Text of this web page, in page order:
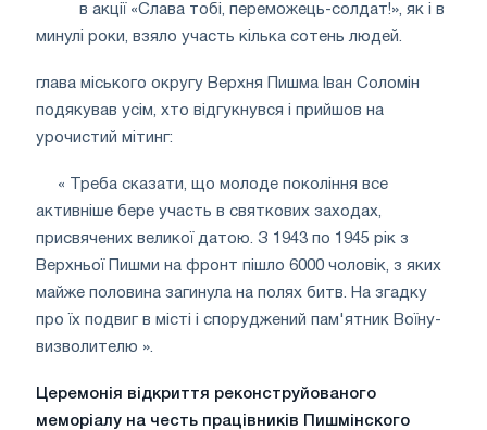
в акції «Слава тобі, переможець-солдат!», як і в
минулі роки, взяло участь кілька сотень людей.
глава міського округу Верхня Пишма Іван Соломін
подякував усім, хто відгукнувся і прийшов на
урочистий мітинг:
« Треба сказати, що молоде покоління все
активніше бере участь в святкових заходах,
присвячених великої датою. З 1943 по 1945 рік з
Верхньої Пишми на фронт пішло 6000 чоловік, з яких
майже половина загинула на полях битв. На згадку
про їх подвиг в місті і споруджений пам'ятник Воїну-
визволителю ».
Церемонія відкриття реконструйованого
меморіалу на честь працівників Пишмінского